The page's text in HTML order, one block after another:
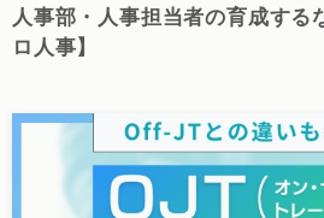
人事部・人事担当者の育成する
ロ人事】